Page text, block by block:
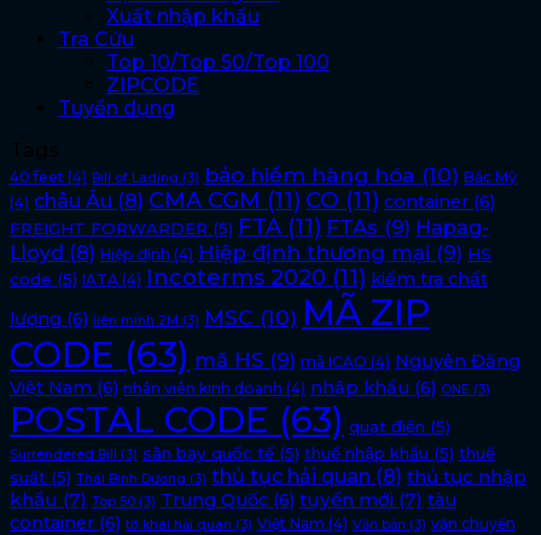
Xuất nhập khẩu
Tra Cứu
Top 10/Top 50/Top 100
ZIPCODE
Tuyển dụng
40 feet (4) Bill of Lading (3) bảo hiểm hàng hóa (10) Bắc Mỹ
(4) châu Âu (8) CMA CGM (11) CO (11) container (6)
FREIGHT FORWARDER (5) FTA (11) FTAs (9) Hapag-
Lloyd (8) Hiệp định (4) Hiệp định thương mại (9) HS
code (5) IATA (4) Incoterms 2020 (11) kiểm tra chất
lượng (6) liên minh 2M (3) MSC (10) MÃ ZIP
CODE (63) mã HS (9) mã ICAO (4) Nguyên Đăng
Việt Nam (6) nhân viên kinh doanh (4) nhập khẩu (6) ONE (3)
POSTAL CODE (63) quạt điện (5)
Surrendered Bill (3) sân bay quốc tế (5) thuế nhập khẩu (5) thuế
suất (5) Thái Bình Dương (3) thủ tục hải quan (8) thủ tục nhập
khẩu (7) Top 50 (3) Trung Quốc (6) tuyến mới (7) tàu
container (6) tờ khai hải quan (3) Việt Nam (4) Văn bản (3) vận chuyển